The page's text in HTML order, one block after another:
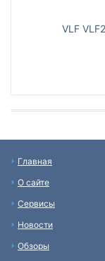
VLF
Главная
О сайте
Сервисы
Новости
Обзоры